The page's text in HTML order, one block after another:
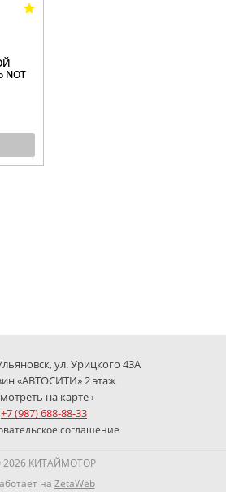
NOT
ул. Урицкого 43А
«АВТОСИТИ» 2 этаж
на карте ›
+7 (987) 688-88-33
соглашение
2026 КИТАЙМОТОР
на ZetaWeb